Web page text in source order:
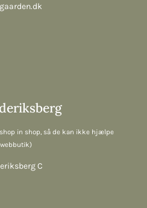
in shop, så de kan ikke hjælpe
webbutik)
C